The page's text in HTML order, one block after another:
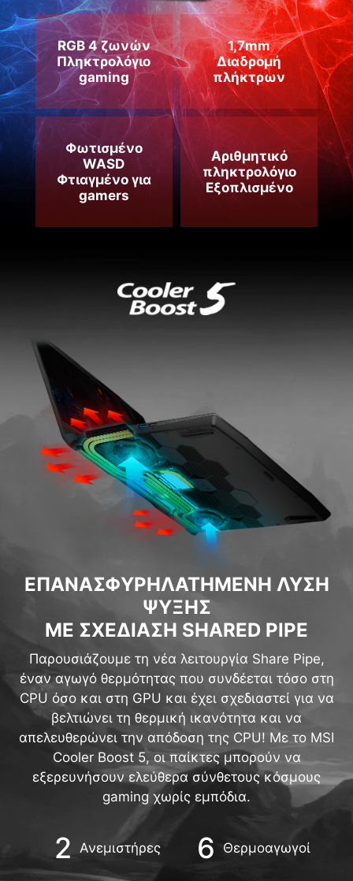
RGB 4 ζωνών
Πληκτρολόγιο
gaming
1,7mm
Διαδρομή
πλήκτρων
Φωτισμένο
WASD
Φτιαγμένο για
gamers
Αριθμητικό
πληκτρολόγιο
Εξοπλισμένο
ΕΠΑΝΑΣΦΥΡΗΛΑΤΗΜΕΝΗ ΛΥΣΗ
ΨΥΞΗΣ
ΜΕ ΣΧΕΔΙΑΣΗ SHARED PIPE
Παρουσιάζουμε τη νέα λειτουργία Share Pipe,
έναν αγωγό θερμότητας που συνδέεται τόσο στη
CPU όσο και στη GPU και έχει σχεδιαστεί για να
βελτιώνει τη θερμική ικανότητα και να
απελευθερώνει την απόδοση της CPU! Με το MSI
Cooler Boost 5, οι παίκτες μπορούν να
εξερευνήσουν ελεύθερα σύνθετους κόσμους
gaming χωρίς εμπόδια.
2 Ανεμιστήρες 6 Θερμοαγωγοί